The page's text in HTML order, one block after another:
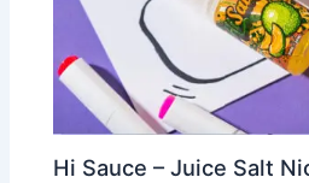
Hi Sauce – Juice Salt